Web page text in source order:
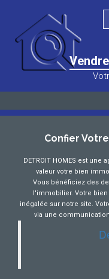
Vendre
Confier Votre
DETROIT HOMES est
valeur votre bien
Vous bénéficiez des
l'immobilier. Votre
inégalée sur notre site.
via une